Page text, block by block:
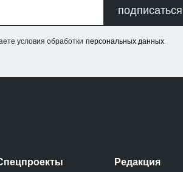
подписаться
условия обработки персональных данных
Редакция